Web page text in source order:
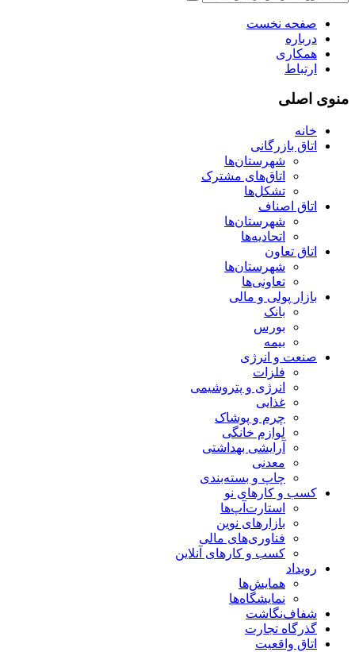
صفحه نخست
درباره
همکاری
ارتباط
منوی اصلی
خانه
اتاق بازرگانی
شهرستان‌ها
اتاق‌های مشترک
تشکل‌ها
اتاق اصناف
شهرستان‌ها
اتحادیه‌ها
اتاق تعاون
شهرستان‌ها
تعاونی‌ها
بازار پولی و مالی
بانک
بورس
بیمه
صنعت و انرژی
فلزات
انرژی و پتروشیمی
غذایی
چرم و پوشاک
لوازم خانگی
آرایشی بهداشتی
معدنی
چاپ و بسته‌بندی
کسب و کارهای نو
استارت‌آپ‌ها
بازارهای نوین
فناوری‌های مالی
کسب و کارهای آنلاین
رویداد
همایش‌ها
نمایشگاه‌ها
شفاف‌نگاشت
گذرگاه تجارت
اتاق واقعیت